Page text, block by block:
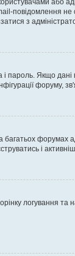
повідомлення
з
пароль. Якщо
форуму,
форумах
і
логування та